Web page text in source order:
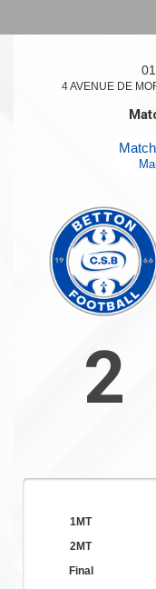
4 AVENUE DE
2
1MT
2MT
Final